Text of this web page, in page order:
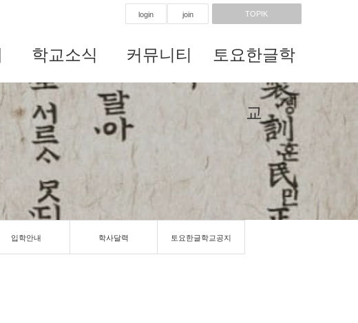
login join TOPIK
학교소식 커뮤니티 토요한글학
교
입학안내 학사달력 토요한글학교공지